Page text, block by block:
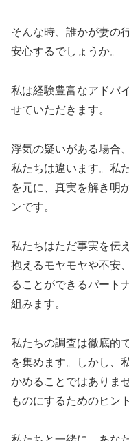
そんな時、誰かが妻の
安心するでしょうか。
私は経験豊富なアドバ
せていただきます。
浮気の疑いがある場合
私たちは違います。私
を元に、真実を解き明
ンです。
私たちはただ事実を伝
抱えるモヤモヤや不安
ることができるパート
組みます。
私たちの調査は徹底的
を集めます。しかし、
かめることではありま
ものにするためのヒン